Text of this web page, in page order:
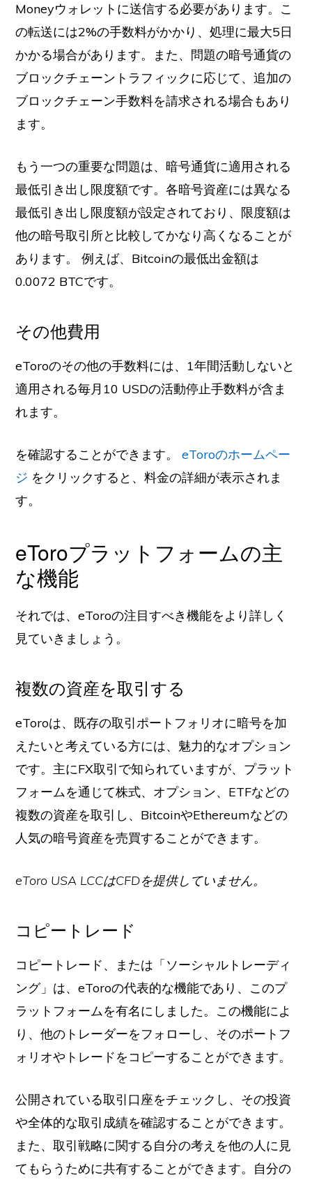
Moneyウォレットに送信する必要があります。こ
の転送には2%の手数料がかかり、処理に最大5日
かかる場合があります。また、問題の暗号通貨の
ブロックチェーントラフィックに応じて、追加の
ブロックチェーン手数料を請求される場合もあり
ます。
もう一つの重要な問題は、暗号通貨に適用される
最低引き出し限度額です。各暗号資産には異なる
最低引き出し限度額が設定されており、限度額は
他の暗号取引所と比較してかなり高くなることが
あります。例えば、Bitcoinの最低出金額は
0.0072 BTCです。
その他費用
eToroのその他の手数料には、1年間活動しないと
適用される毎月10 USDの活動停止手数料が含ま
れます。
を確認することができます。eToroのホームペー
ジ をクリックすると、料金の詳細が表示されま
す。
eToroプラットフォームの主
な機能
それでは、eToroの注目すべき機能をより詳しく
見ていきましょう。
複数の資産を取引する
eToroは、既存の取引ポートフォリオに暗号を加
えたいと考えている方には、魅力的なオプション
です。主にFX取引で知られていますが、プラット
フォームを通じて株式、オプション、ETFなどの
複数の資産を取引し、BitcoinやEthereumなどの
人気の暗号資産を売買することができます。
eToro USA LCCはCFDを提供していません。
コピートレード
コピートレード、または「ソーシャルトレーディ
ング」は、eToroの代表的な機能であり、このプ
ラットフォームを有名にしました。この機能によ
り、他のトレーダーをフォローし、そのポートフ
ォリオやトレードをコピーすることができます。
公開されている取引口座をチェックし、その投資
や全体的な取引成績を確認することができます。
また、取引戦略に関する自分の考えを他の人に見
てもらうために共有することができます。自分の